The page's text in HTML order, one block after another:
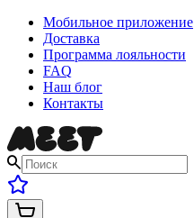
Мобильное приложение
Доставка
Программа лояльности
FAQ
Наш блог
Контакты